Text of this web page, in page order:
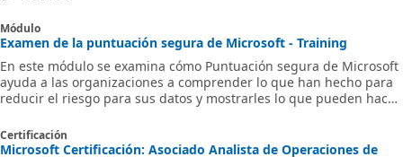
Módulo
Examen de la puntuación segura de Microsoft - Training
En este módulo se examina cómo Puntuación segura de Microsoft
ayuda a las organizaciones a comprender lo que han hecho para
reducir el riesgo para sus datos y mostrarles lo que pueden hacer
Certificación
Microsoft Certificación: Asociado Analista de Operaciones de